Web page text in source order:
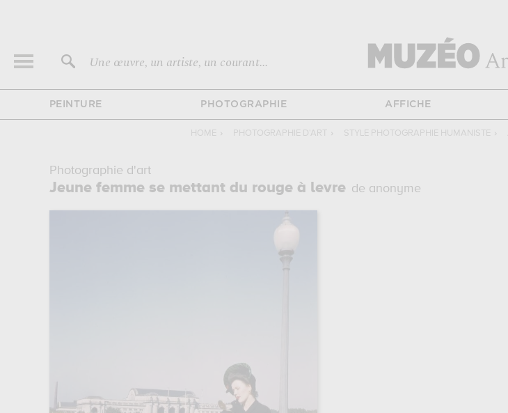
Une œuvre, un artiste, un courant...
PEINTURE PHOTOGRAPHIE AFFICHE
HOME › PHOTOGRAPHIE D'ART › STYLE PHOTOGRAPHIE HUMANISTE ›
Photographie d'art
Jeune femme se mettant du rouge à levre de anonyme